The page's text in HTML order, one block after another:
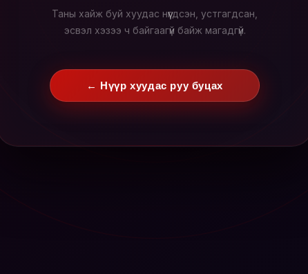
Таны хайж буй хуудас нүүгдсэн, устгагдсан,
эсвэл хэзээ ч байгаагүй байж магадгүй.
← Нүүр хуудас руу буцах